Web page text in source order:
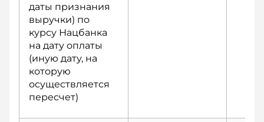
даты признания
выручки) по
курсу Нацбанка
на дату оплаты
(иную дату, на
которую
осуществляется
пересчет)